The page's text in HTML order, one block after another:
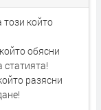
този който
обясни
статията!
разясни